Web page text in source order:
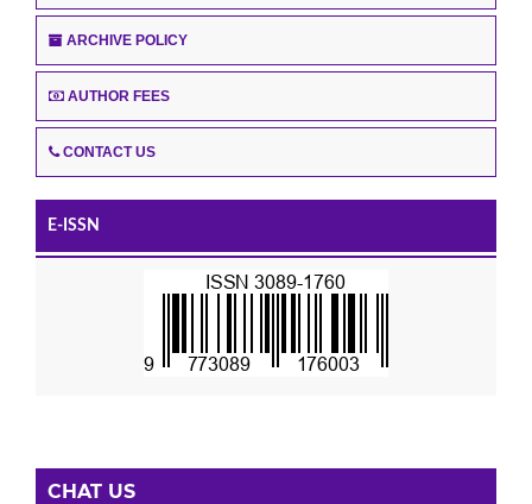
ARCHIVE POLICY
AUTHOR FEES
CONTACT US
E-ISSN
CHAT US